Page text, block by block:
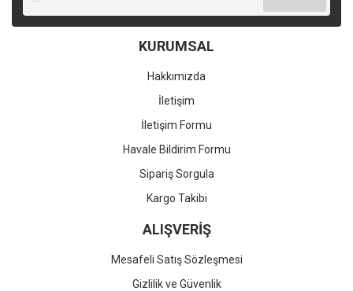
KURUMSAL
Hakkımızda
İletişim
İletişim Formu
Havale Bildirim Formu
Sipariş Sorgula
Kargo Takibi
ALIŞVERİŞ
Mesafeli Satış Sözleşmesi
Gizlilik ve Güvenlik